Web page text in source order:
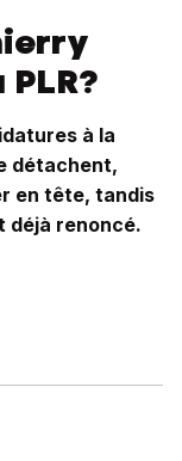
à la
détachent,
en tête, tandis
déjà renoncé.